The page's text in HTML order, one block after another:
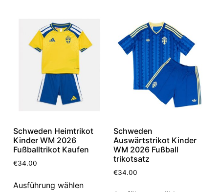
Schweden Heimtrikot
Kinder WM 2026
Fußballtrikot Kaufen
€34.00
Ausführung wählen
Schweden
Auswärtstrikot Kinder
WM 2026 Fußball
trikotsatz
€34.00